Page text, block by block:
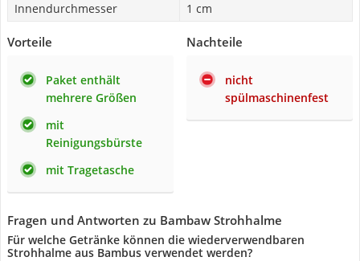
Innendurchmesser
1 cm
Vorteile
Paket enthält
mehrere Größen
mit
Reinigungsbürste
mit Tragetasche
Nachteile
nicht
spülmaschinenfest
Fragen und Antworten zu Bambaw Strohhalme
Für welche Getränke können die wiederverwendbaren
Strohhalme aus Bambus verwendet werden?